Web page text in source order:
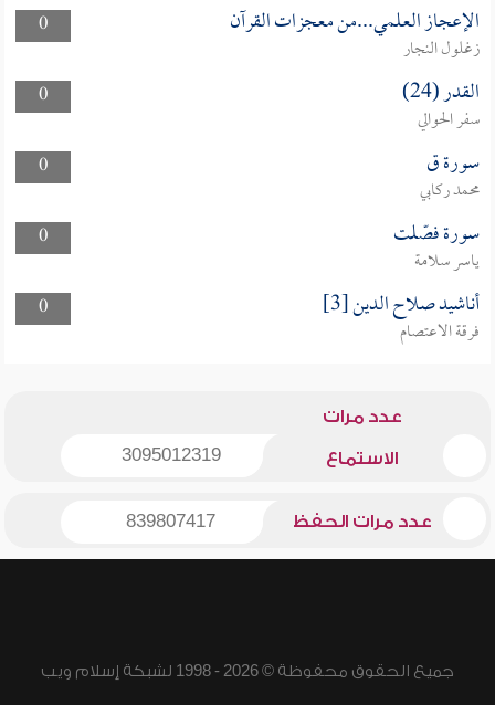
0 الإعجاز العلمي...من معجزات القرآن
زغلول النجار
0
القدر (24)
سفر الحوالي
0
سورة ق
محمد ركابي
0
سورة فصّلت
ياسر سلامة
0
أناشيد صلاح الدين [3]
فرقة الاعتصام
عدد مرات
الاستماع 3095012319
عدد مرات الحفظ 839807417
جميع الحقوق محفوظة © 2026 - 1998 لشبكة إسلام ويب